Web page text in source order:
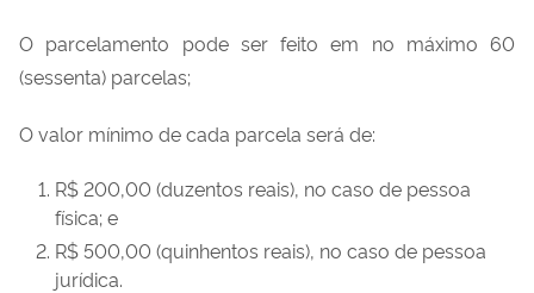
O parcelamento pode ser feito em no máximo 60
(sessenta) parcelas;
O valor mínimo de cada parcela será de:
R$ 200,00 (duzentos reais), no caso de pessoa
física; e
R$ 500,00 (quinhentos reais), no caso de pessoa
jurídica.